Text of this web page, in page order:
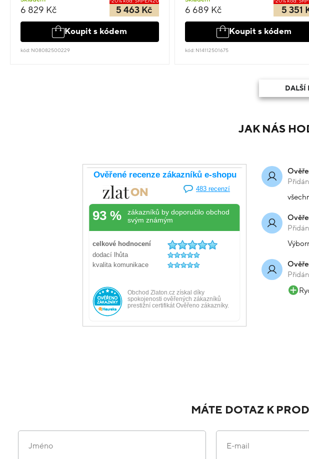
6 829 Kč 5 463 Kč
Koupit s kódem
kód: N08082500229
6 689 Kč 5 351
Koupit s kódem
kód: N14112501675
DALŠÍ
JAK NÁS
MÁTE DOTAZ K
Jméno E-mail